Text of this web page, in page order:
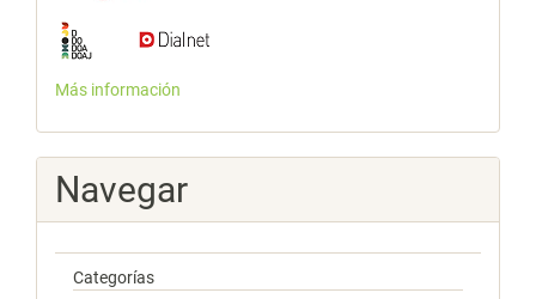
Más información
Navegar
Categorías